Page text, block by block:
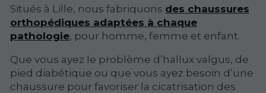
Situés à Lille, nous fabriquons des chaussures
orthopédiques adaptées à chaque
pathologie, pour homme, femme et enfant.
Que vous ayez le problème d’hallux valgus, de
pied diabétique ou que vous ayez besoin d’une
chaussure pour favoriser la cicatrisation des